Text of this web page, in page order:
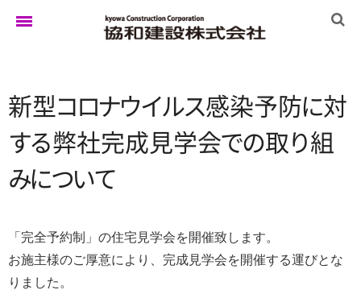
ゆきぐにの家
ブログ
新型コロナウイルス感染予 防に対
する弊社完成見学会での取り組
みについて
「完全予約制」の住宅見学会を開催致します。
お施主様のご厚意により、完成見学会を開催する運びとな
りました。